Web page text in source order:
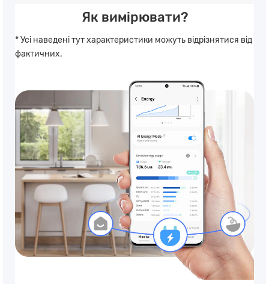
Як вимірювати?
* Усі наведені тут характеристики можуть відрізнятися від
фактичних.